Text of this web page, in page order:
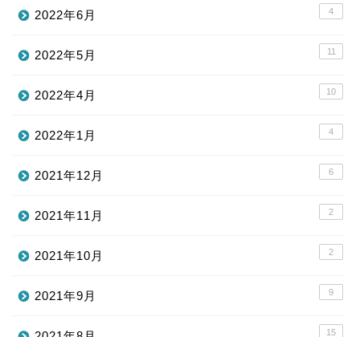
2022年6月 4
2022年5月 11
2022年4月 10
2022年1月 4
2021年12月 6
2021年11月 2
2021年10月 2
2021年9月 9
15